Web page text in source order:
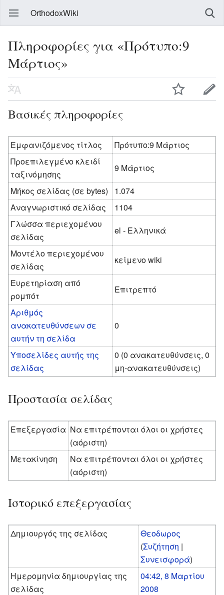
OrthodoxWiki
Πληροφορίες για «Πρότυπο:9
Μάρτιος»
Βασικές πληροφορίες
Εμφανιζόμενος τίτλος
Πρότυπο:9 Μάρτιος
Προεπιλεγμένο κλειδί
ταξινόμησης
9 Μάρτιος
Μήκος σελίδας (σε bytes)
1.074
Αναγνωριστικό σελίδας
1104
Γλώσσα περιεχομένου
σελίδας
el - Ελληνικά
Μοντέλο περιεχομένου
σελίδας
κείμενο wiki
Ευρετηρίαση από
ρομπότ
Επιτρεπτό
Αριθμός
ανακατευθύνσεων σε
αυτήν τη σελίδα
0
Υποσελίδες αυτής της
σελίδας
0 (0 ανακατευθύνσεις, 0
μη-ανακατευθύνσεις)
Προστασία σελίδας
Επεξεργασία Να επιτρέπονται όλοι οι χρήστες
(αόριστη)
Μετακίνηση
Να επιτρέπονται όλοι οι χρήστες
(αόριστη)
Ιστορικό επεξεργασίας
Δημιουργός της σελίδας
Θεοδωρος
(Συζήτηση |
Συνεισφορά)
Ημερομηνία δημιουργίας της
σελίδας
04:42, 8 Μαρτίου
2008